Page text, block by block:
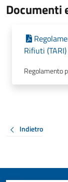
Documenti
Rifiuti (TARI)
Regolamento
Indietro